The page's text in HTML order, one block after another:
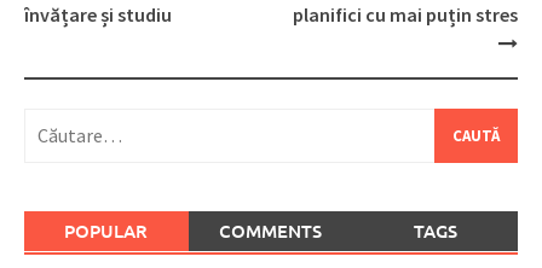
învățare și studiu
planifici cu mai puțin stres
după:
POPULAR COMMENTS TAGS